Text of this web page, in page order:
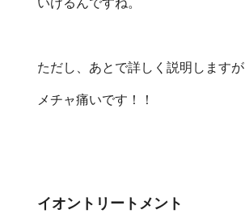
ただし、あとで詳しく説明しますが
メチャ痛いです！！
イオントリートメント